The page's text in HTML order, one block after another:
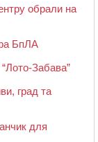
обрали на
БпЛА
Забава”
град та
для